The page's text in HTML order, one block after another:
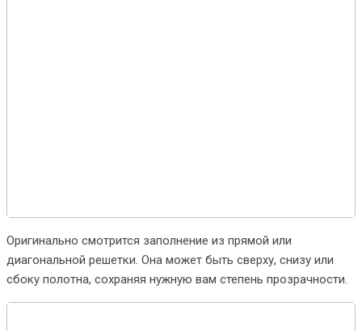
Оригинально смотрится заполнение из прямой или
диагональной решетки. Она может быть сверху, снизу или
сбоку полотна, сохраняя нужную вам степень прозрачности.